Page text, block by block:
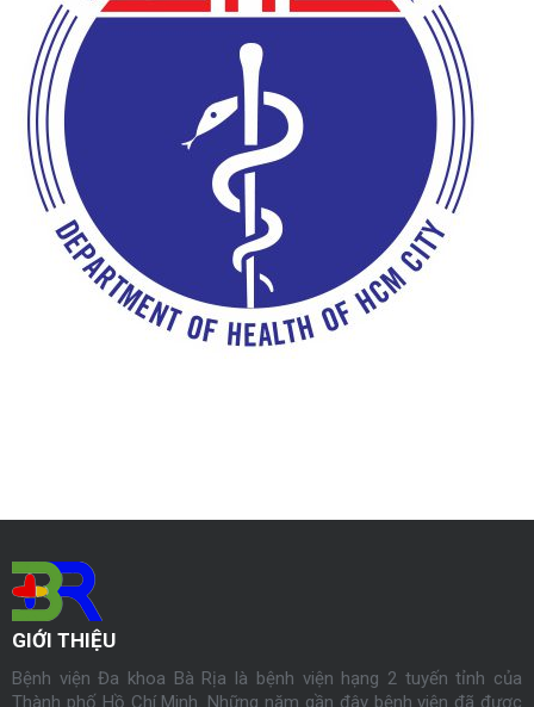
GIỚI THIỆU
Bệnh viện Đa khoa Bà Rịa là bệnh viện hạng 2 tuyến tỉnh của